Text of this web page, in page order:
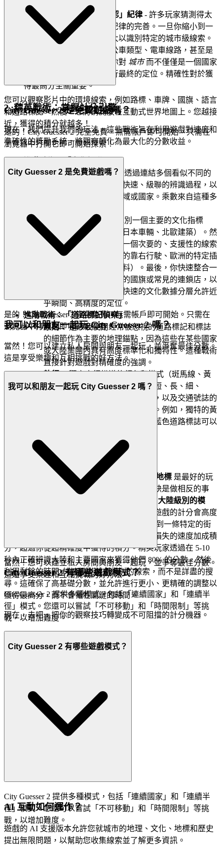
數。
黃金習慣 3：「縮放 & 確認」紀律 - 許多玩家猜測得太
廣泛。這個習慣是關於有紀律的完善。一旦你縮小到一
個國家或大區域，立即放大以識別特定的城市級線索。
尋找獨特的建築、特定的公車類型、電車線路，甚至是
獨特的街道設施。只有當你對 城市而不僅僅是一個國家
有高度信心時，你才能進行最終的定位。精確性對於獲
得最高分至關重要。
2. 精英戰術：掌握計分引擎
現在，我們提升我們的玩法。這些戰術旨在利用遊戲對速度和
準確性的獎勵系統，將觀察轉化為最大化的分數收益。
原則：這種戰術是關於透過連結多個看似不同的
文化線索，來建立一個快速、級聯的辨識過程，以
高確定性地鎖定特定區域或國家。乘數來自這種多
首先，你需要識別一個主要的文化指標
（例如，阿拉伯文字、日本車輛、北歐建築）。然
後，你必須立即將其與一個次要的、支援性的線索
交叉參考（例如，日本的靠右行駛、歐洲的特定插
座、南美的獨特建築材料）。最後，你快速整合一
個第三線索，例如特定的國旗或常見的連鎖店，以
確認確切的國家。這種快速的文化數據分層允許近
乎瞬間、高精度的定位。
進階戰術：「道路標記偵察」
原則：這涉及使用經常被忽視的道路標記和標誌
的細節作為主要的地理錨點，因為這些在某些國家
或大陸集團內具有高度標準化和獨特性。這種戰術
直接針對遊戲對精確度的強調。
執行：觀察人行橫道的顏色和模式（斑馬線、黃
色、白色）、車道虛線的樣式（短、長、細、
粗）、路邊電線桿的存在和顏色，以及交通號誌的
設計（水平、垂直、特定外殼）。例如，獨特的黃
色虛線通常指向北美，而特定的藍色道路標誌可以
3. 專業秘訣：反直覺的優勢
大多數玩家認為仔細搜尋特定的街道名稱或地標 是最好的玩
法。他們錯了。打破瘋狂分數障礙的真正秘訣是做相反的事
在最初的 10 秒內，優先考慮一般化的、大陸級別的模
。原因如下：遊戲的計分會高度
辨識。雖然找到一條特定的街
道令人滿意，但花費的時間搜尋通常會讓你損失的速度加成積
分，超過你從超精確度中獲得的積分。精英玩家透過在 5-10
秒內正確辨識大陸和主要國家來獲得他們 80% 的分數，然後
利用剩餘的時間快速掃描城市級別的線索，而不是詳盡的搜
尋。這確保了高基礎分數，並允許進行更小、更精確的調整以
獲得最高分，而不會犧牲關鍵的時間。
現在，去吧，把你的觀察技巧轉變成不可阻擋的計分機器。
您可以觀察影片中的環境線索，例如路標、車牌、國旗、語言
和道路標記。然後，您將猜測放在互動式世界地圖上。您越接
近，獲得的積分就越多！
City Guesser 2 是免費遊戲嗎？
是的！City Guesser 2 完全免費，無需帳戶即可開始。只需在
瀏覽器中打開它即可開始探索！
City Guesser 2 是免費遊戲嗎？
是的！City Guesser 2 完全免費，無需帳戶即可開始。只需在
瀏覽器中打開它即可開始探索！
我可以和朋友一起玩 City Guesser 2 嗎？
當然！您可以建立私人房間與朋友一起玩，並爭奪最佳分數。
這是享受樂趣和互相挑戰的好方法。
我可以和朋友一起玩 City Guesser 2 嗎？
當然！您可以建立私人房間與朋友一起玩，並爭奪最佳分數。
這是享受樂趣和互相挑戰的好方法。
City Guesser 2 有哪些遊戲模式？
City Guesser 2 提供多種模式，包括「連續國家」和「連續半
徑」模式。您還可以嘗試「不可移動」和「時間限制」等挑
戰，以增加難度。
City Guesser 2 有哪些遊戲模式？
City Guesser 2 提供多種模式，包括「連續國家」和「連續半
徑」模式。您還可以嘗試「不可移動」和「時間限制」等挑
戰，以增加難度。
AI 互動如何運作？
遊戲的 AI 支援版本允許您就城市的地理、文化、地標和歷史
提出無限問題，以幫助您收集線索並了解更多資訊。